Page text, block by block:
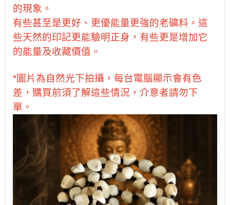
的現象。
有些甚至是更好、更優能量更強的老礦料。這
些天然的印記更能驗明正身，有些更是增加它
的能量及收藏價值。
*圖片為自然光下拍攝，每台電腦顯示會有色
差，購買前須了解這些情況，介意者請勿下
單 。